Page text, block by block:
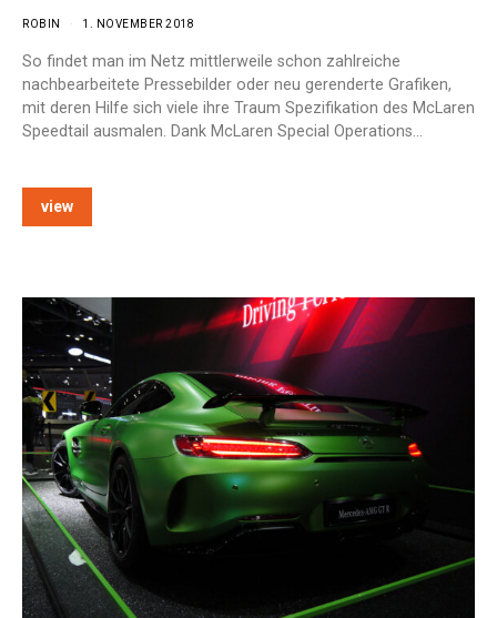
ROBIN 1. NOVEMBER 2018
So findet man im Netz mittlerweile schon zahlreiche
nachbearbeitete Pressebilder oder neu gerenderte Grafiken,
mit deren Hilfe sich viele ihre Traum Spezifikation des McLaren
Speedtail ausmalen. Dank McLaren Special Operations…
view